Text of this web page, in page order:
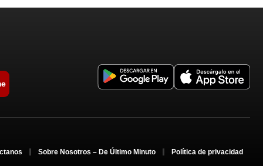
Sobre Nosotros – De Último Minuto Política de privacidad